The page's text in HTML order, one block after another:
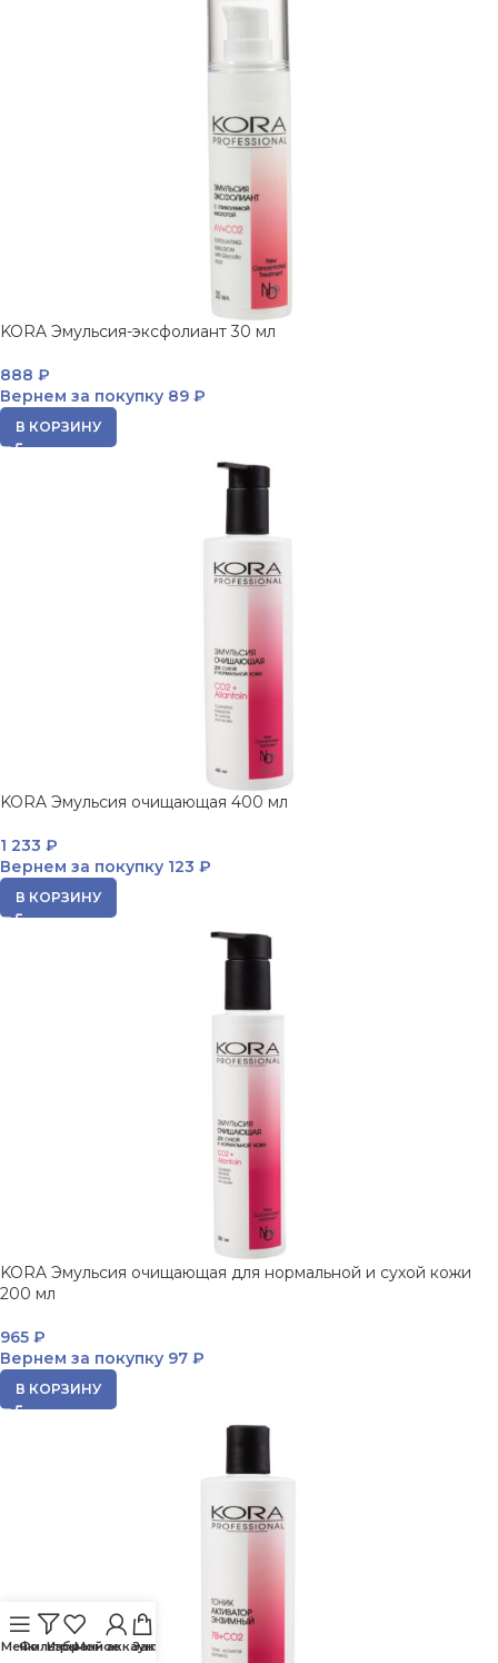
KORA Эмульсия-эксфолиант 30 мл
888 ₽
Вернем за покупку 89 ₽
В КОРЗИНУ
KORA Эмульсия очищающая 400 мл
1 233 ₽
Вернем за покупку 123 ₽
В КОРЗИНУ
KORA Эмульсия очищающая для нормальной и сухой кожи
200 мл
965 ₽
Вернем за покупку 97 ₽
В КОРЗИНУ
МенюФильтры
Избранное
Мой аккаунт
Заказ